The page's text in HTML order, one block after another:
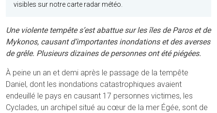
visibles sur notre carte radar météo.
Une violente tempête s’est abattue sur les îles de Paros et de
Mykonos, causant d’importantes inondations et des averses
de grêle. Plusieurs dizaines de personnes ont été piégées.
À peine un an et demi après le passage de la tempête
Daniel, dont les inondations catastrophiques avaient
endeuillé le pays en causant 17 personnes victimes, les
Cyclades, un archipel situé au cœur de la mer Égée, sont de